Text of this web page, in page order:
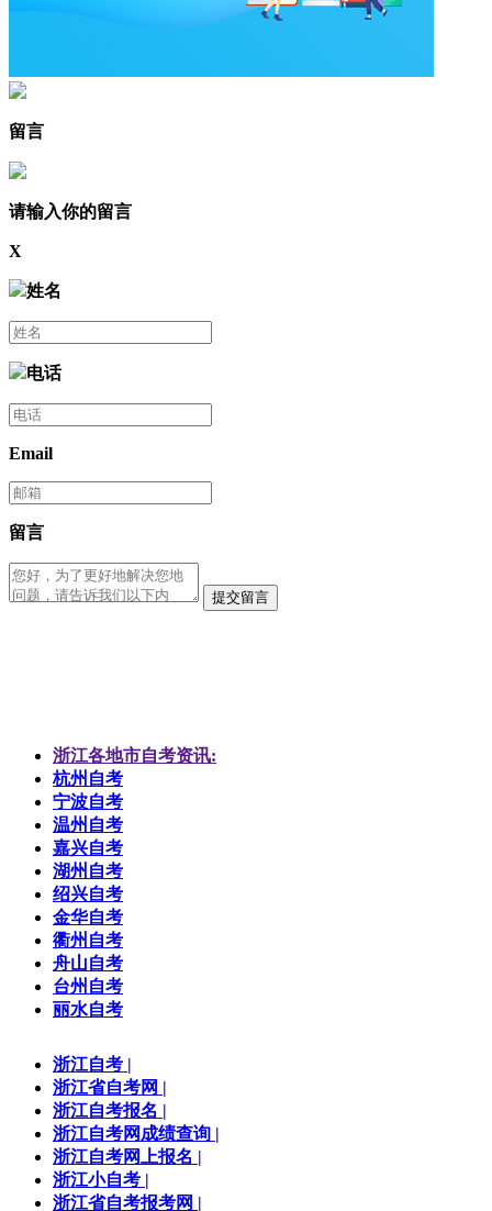
留言
请输入你的留言
X
姓名
电话
Email
留言
提交留言
浙江各地市自考资讯:
杭州自考
宁波自考
温州自考
嘉兴自考
湖州自考
绍兴自考
金华自考
衢州自考
舟山自考
台州自考
丽水自考
浙江自考
浙江省自考网
浙江自考报名
浙江自考网成绩查询
浙江自考网上报名
浙江小自考
浙江省自考报考网